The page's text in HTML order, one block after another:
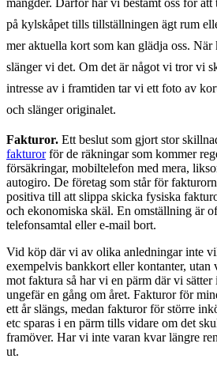
mängder.
Därför har vi bestämt oss för att
på kylskåpet tills tillställningen ägt rum
mer aktuella kort som kan glädja oss.
slänger vi det. Om det är något vi tror vi
intresse av i framtiden tar vi ett foto av
och slänger originalet.
Fakturor. Ett beslut som gjort stor
fakturorför de räkningar som kommer
försäkringar, mobiltelefon med mera,
autogiro. De företag som står för
positiva till att slippa skicka fysiska
och ekonomiska skäl. En omställning är
telefonsamtal eller e-mail bort.
Vid köp där vi av olika anledningar inte
exempelvis bankkort eller kontanter, utan
mot faktura så har vi en pärm där vi sätter
ungefär en gång om året. Fakturor för
ett år slängs, medan fakturor för större
etc sparas i en pärm tills vidare om det
framöver. Har vi inte varan kvar längre
ut.